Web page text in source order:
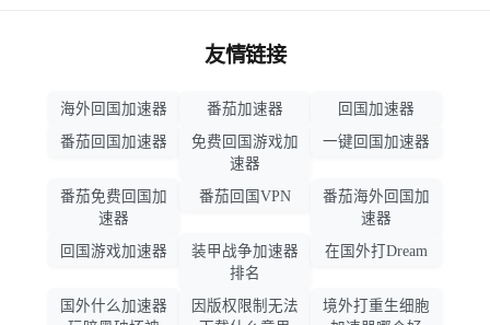
友情链接
海外回国加速器 番茄加速器
回国加速器
番茄回国加速器
免费回国游戏加
速器
一键回国加速器
番茄免费回国加
速器
番茄回国VPN
番茄海外回国加
速器
回国游戏加速器
装甲战争加速器
排名
在国外打Dream
国外什么加速器
因版权限制无法
境外打重生细胞